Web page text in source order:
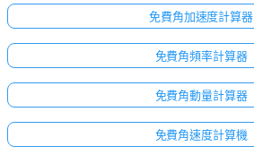
免費角加速度計算器
免費角頻率計算器
免費角動量計算器
免費角速度計算機